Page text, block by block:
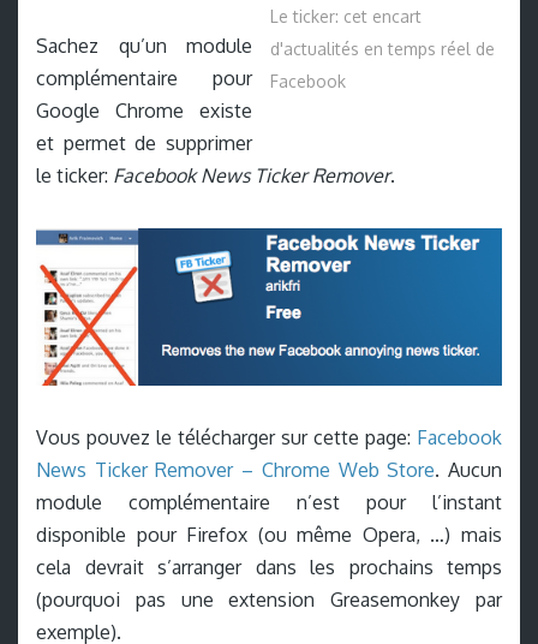
Le ticker: cet encart
d'actualités en temps réel de
Facebook
Sachez qu’un module
complémentaire pour
Google Chrome existe
et permet de supprimer
le ticker: Facebook News Ticker Remover.
Vous pouvez le télécharger sur cette page: Facebook
News Ticker Remover – Chrome Web Store. Aucun
module complémentaire n’est pour l’instant
disponible pour Firefox (ou même Opera, …) mais
cela devrait s’arranger dans les prochains temps
(pourquoi pas une extension Greasemonkey par
exemple).